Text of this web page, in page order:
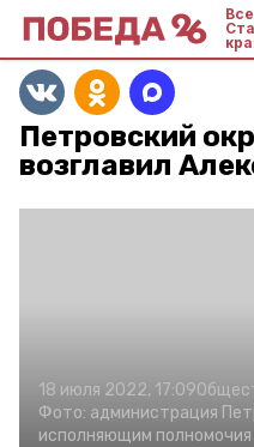
Петровский
возглавил
18 июля 2022, 17:09
Фото: администрация
исполняющим полномочия